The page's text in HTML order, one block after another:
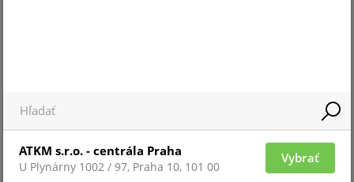
ATKM s.r.o. - centrála Praha
U Plynárny 1002 / 97, Praha 10, 101 00
Vybrať